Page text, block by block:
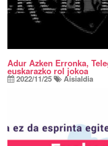
Adur Azken Erronka,
euskarazko rol jokoa
2022/11/25 Aisialdia